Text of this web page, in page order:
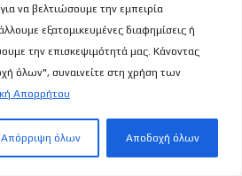
να βελτιώσουμε την εμπειρία
εξατομικευμένες διαφημίσεις ή
την επισκεψιμότητά μας. Κάνοντας
όλων", συναινείτε στη χρήση των
Απορρήτου
Απόρριψη όλων Αποδοχή όλων
στις επάλξεις!
σήμερα μπροστά στις οθόνες